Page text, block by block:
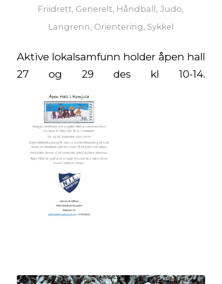
Friidrett, Generelt, Håndball,Judo,
Langrenn, Orientering, Sykkel
Aktive lokalsamfunn holder åpen hall
27 og 29 des kl 10-14.